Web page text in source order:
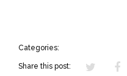
Categories:
Share this post: